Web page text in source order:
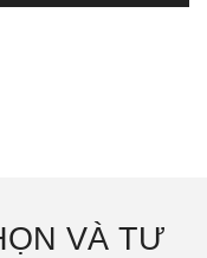
VÀ TƯ